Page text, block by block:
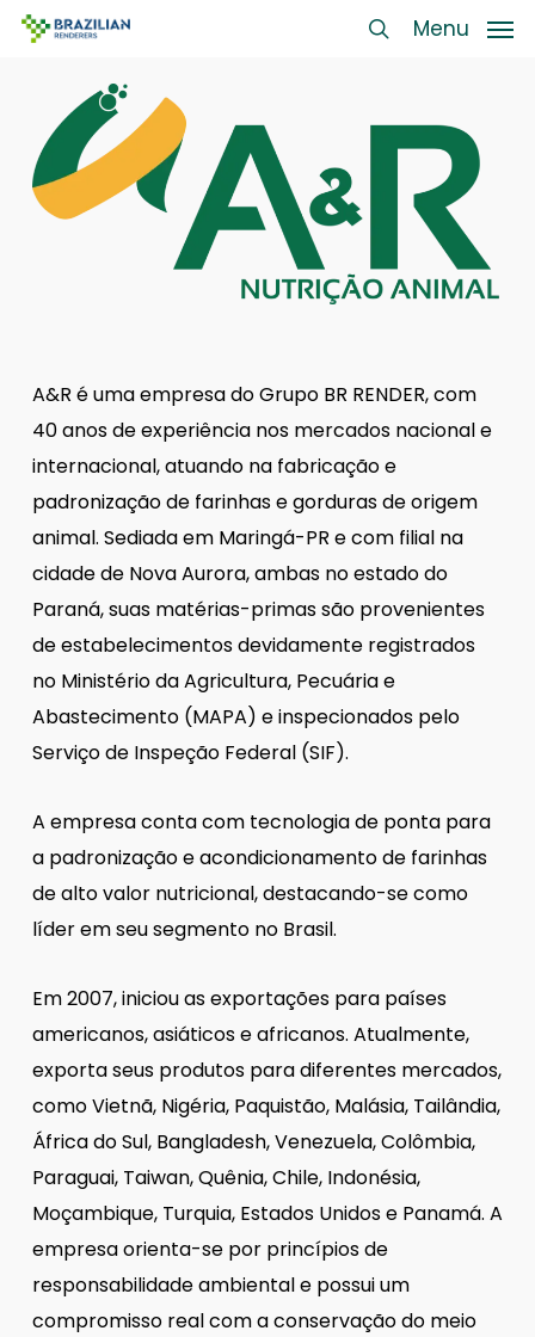
Skip
content
Menu
A&R é uma empresa do Grupo BR RENDER, com
40 anos de experiência nos mercados nacional e
internacional, atuando na fabricação e
padronização de farinhas e gorduras de origem
animal. Sediada em Maringá-PR e com filial na
cidade de Nova Aurora, ambas no estado do
Paraná, suas matérias-primas são provenientes
de estabelecimentos devidamente registrados
no Ministério da Agricultura, Pecuária e
Abastecimento (MAPA) e inspecionados pelo
Serviço de Inspeção Federal (SIF).
A empresa conta com tecnologia de ponta para
a padronização e acondicionamento de farinhas
de alto valor nutricional, destacando-se como
líder em seu segmento no Brasil.
Em 2007, iniciou as exportações para países
americanos, asiáticos e africanos. Atualmente,
exporta seus produtos para diferentes mercados,
como Vietnã, Nigéria, Paquistão, Malásia, Tailândia,
África do Sul, Bangladesh, Venezuela, Colômbia,
Paraguai, Taiwan, Quênia, Chile, Indonésia,
Moçambique, Turquia, Estados Unidos e Panamá. A
empresa orienta-se por princípios de
responsabilidade ambiental e possui um
compromisso real com a conservação do meio
Menu